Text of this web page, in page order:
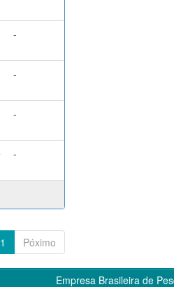
-
-
-
-
1 Póximo
Empresa Brasileira de